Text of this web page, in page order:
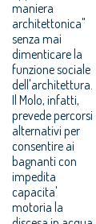
maniera
architettonica"
senza mai
dimenticare la
funzione sociale
dell'architettura.
Il Molo, infatti,
prevede percorsi
alternativi per
consentire ai
bagnanti con
impedita
capacita'
motoria la